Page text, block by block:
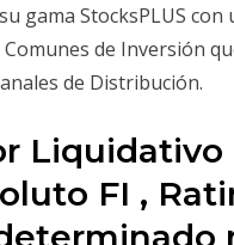
gama StocksPLUS
de Inversión
de Distribución.
Liquidativo
FI ,